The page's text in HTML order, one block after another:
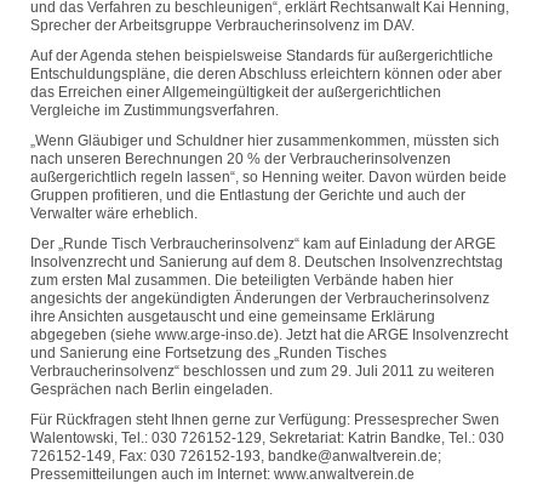
und das Verfahren zu beschleunigen“, erklärt Rechtsanwalt Kai Henning,
Sprecher der Arbeitsgruppe Verbraucherinsolvenz im DAV.
Auf der Agenda stehen beispielsweise Standards für außergerichtliche
Entschuldungspläne, die deren Abschluss erleichtern können oder aber
das Erreichen einer Allgemeingültigkeit der außergerichtlichen
Vergleiche im Zustimmungsverfahren.
„Wenn Gläubiger und Schuldner hier zusammenkommen, müssten sich
nach unseren Berechnungen 20 % der Verbraucherinsolvenzen
außergerichtlich regeln lassen“, so Henning weiter. Davon würden beide
Gruppen profitieren, und die Entlastung der Gerichte und auch der
Verwalter wäre erheblich.
Der „Runde Tisch Verbraucherinsolvenz“ kam auf Einladung der ARGE
Insolvenzrecht und Sanierung auf dem 8. Deutschen Insolvenzrechtstag
zum ersten Mal zusammen. Die beteiligten Verbände haben hier
angesichts der angekündigten Änderungen der Verbraucherinsolvenz
ihre Ansichten ausgetauscht und eine gemeinsame Erklärung
abgegeben (siehe www.arge-inso.de). Jetzt hat die ARGE Insolvenzrecht
und Sanierung eine Fortsetzung des „Runden Tisches
Verbraucherinsolvenz“ beschlossen und zum 29. Juli 2011 zu weiteren
Gesprächen nach Berlin eingeladen.
Für Rückfragen steht Ihnen gerne zur Verfügung: Pressesprecher Swen
Walentowski, Tel.: 030 726152-129, Sekretariat: Katrin Bandke, Tel.: 030
726152-149, Fax: 030 726152-193, bandke@anwaltverein.de;
Pressemitteilungen auch im Internet: www.anwaltverein.de